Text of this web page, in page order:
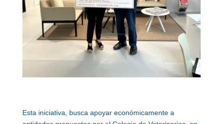
Esta iniciativa, busca apoyar económicamente a